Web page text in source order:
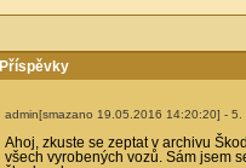
Příspěvky
admin[smazano 19.05.2016 14:20:20] - 5.
Ahoj, zkuste se zeptat v archivu
všech vyrobených vozů. Sám jsem